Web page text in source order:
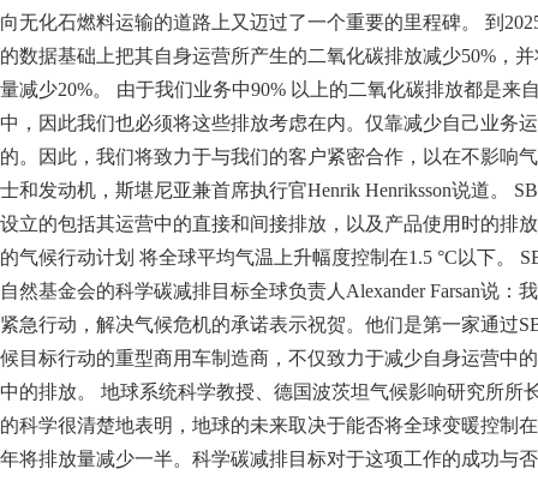
向无化石燃料运输的道路上又迈过了一个重要的里程碑。 到
的数据基础上把其自身运营所产生的二氧化碳排放减少50%，
量减少20%。 由于我们业务中90% 以上的二氧化碳排放都是来
中，因此我们也必须将这些排放考虑在内。仅靠减少自己业务
的。因此，我们将致力于与我们的客户紧密合作，以在不影响
士和发动机，斯堪尼亚兼首席执行官Henrik Henriksson说道。
设立的包括其运营中的直接和间接排放，以及产品使用时的排
的气候行动计划 将全球平均气温上升幅度控制在1.5 °C以下。
自然基金会的科学碳减排目标全球负责人Alexander Farsan说：
紧急行动，解决气候危机的承诺表示祝贺。他们是第一家通过
候目标行动的重型商用车制造商，不仅致力于减少自身运营中
中的排放。 地球系统科学教授、德国波茨坦气候影响研究所所
的科学很清楚地表明，地球的未来取决于能否将全球变暖控制
年将排放量减少一半。科学碳减排目标对于这项工作的成功与